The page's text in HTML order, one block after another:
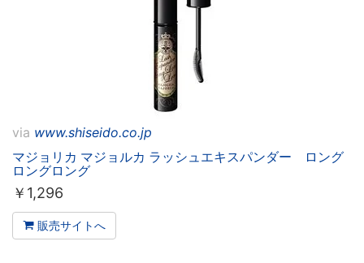
via www.shiseido.co.jp
マジョリカ マジョルカ ラッシュエキスパンダー ロング
ロングロング
￥ 1,296
販売サイトへ